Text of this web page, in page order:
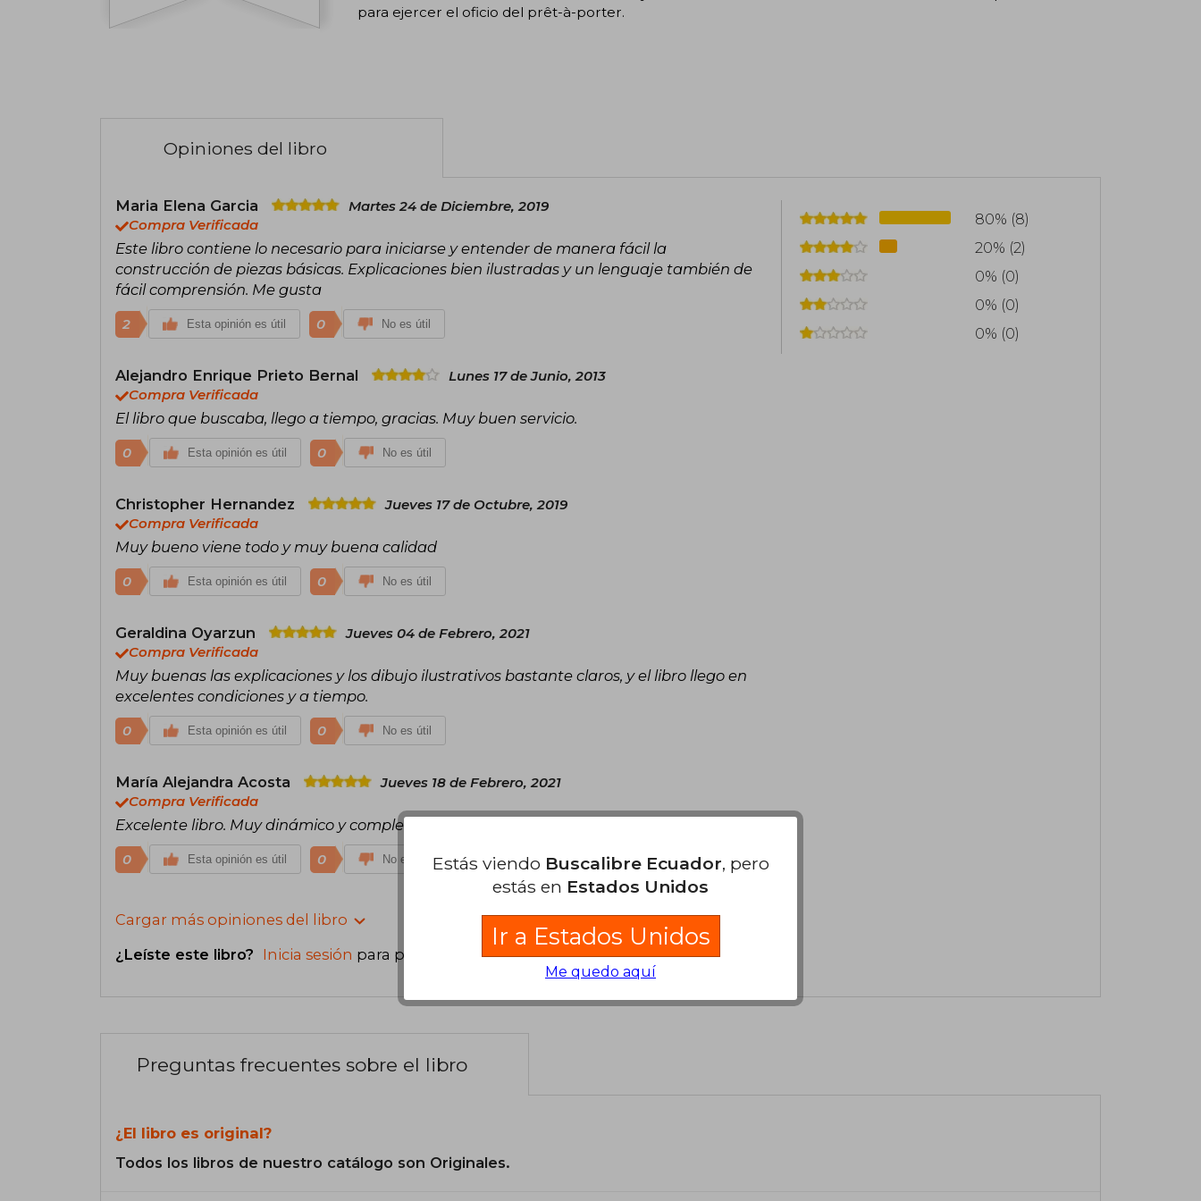
para ejercer el oficio del prêt-à-porter.
Opiniones del libro
Maria Elena Garcia
Martes 24 de Diciembre, 2019
Compra Verificada
Este libro contiene lo necesario para iniciarse y entender de manera fácil la
construcción de piezas básicas. Explicaciones bien ilustradas y un lenguaje también de
fácil comprensión. Me gusta
2 Esta opinión es útil 0 No es útil
Alejandro Enrique Prieto Bernal
Lunes 17 de Junio, 2013
Compra Verificada
El libro que buscaba, llego a tiempo, gracias. Muy buen servicio.
0 Esta opinión es útil 0 No es útil
Christopher Hernandez
Jueves 17 de Octubre, 2019
Compra Verificada
Muy bueno viene todo y muy buena calidad
0 Esta opinión es útil 0 No es útil
Geraldina Oyarzun
Jueves 04 de Febrero, 2021
Compra Verificada
Muy buenas las explicaciones y los dibujo ilustrativos bastante claros, y el libro llego en
excelentes condiciones y a tiempo.
0 Esta opinión es útil 0 No es útil
María Alejandra Acosta
Jueves 18 de Febrero, 2021
Compra Verificada
Excelente libro. Muy dinámico y completamente apto para principiantes.
0 Esta opinión es útil 0 No es útil
Cargar más opiniones del libro
¿Leíste este libro? Inicia sesión para poder agregar tu propia evaluación.
80% (8)
20% (2)
0% (0)
0% (0)
0% (0)
Preguntas frecuentes sobre el libro
¿El libro es original?
Todos los libros de nuestro catálogo son Originales.
Estás viendo Buscalibre Ecuador, pero
estás en Estados Unidos
Ir a Estados Unidos
Me quedo aquí